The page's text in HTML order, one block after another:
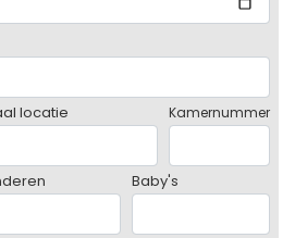
locatie Kamernummer
Baby's